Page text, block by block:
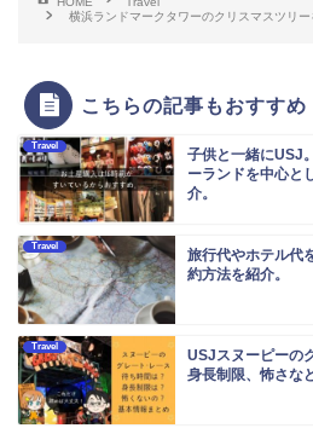
横浜ランドマークタワーのクリスマスツリー
こちらの記事もおすすめ
Travel
子供と一緒にUSJ
ーランドを中心と
介。
Travel
旅行代やホテル代
約方法を紹介。
Travel
USJスヌーピーの
身長制限、怖さな